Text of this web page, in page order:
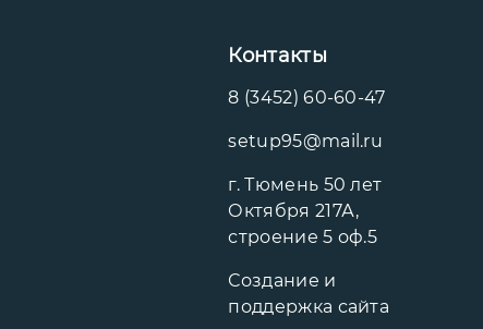
Контакты
8 (3452) 60-60-47
setup95@mail.ru
г. Тюмень 50 лет
Октября 217А,
строение 5 оф.5
Создание и
поддержка сайта